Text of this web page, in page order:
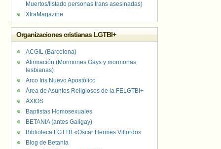
Muertos/listado personas trans asesinadas)
XtraMagazine
Organizaciones cristianas LGTBI+
ACGIL (Barcelona)
Afirmación (Mormones Gays y mormonas
lesbianas)
Arco Iris Nuevo Apostólico
Área de Asuntos Religiosos de la FELGTBI+
AXIOS
Baptistas Homosexuales
BETANIA (antes Galigay)
Biblioteca LGTTB «Oscar Hermes Villordo»
Blog de Betania